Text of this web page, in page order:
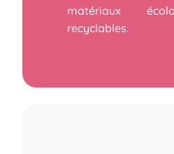
matériaux
recyclables.